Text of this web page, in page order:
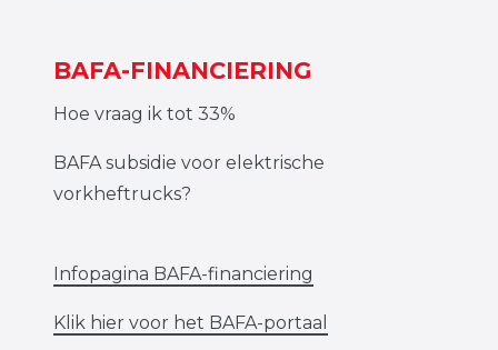
BAFA-FINANCIERING
Hoe vraag ik tot 33%
BAFA subsidie voor elektrische
vorkheftrucks?
Infopagina BAFA-financiering
Klik hier voor het BAFA-portaal